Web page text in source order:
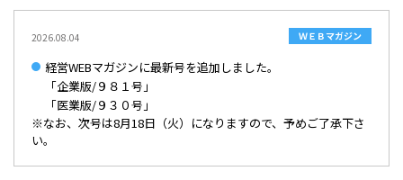
2023/03/06
【インボイス対応】クラウド型請求書発行システム「発展請求
2022/08/02
【BIZUP発展会計】電帳法対応ストレージ 有料化のお知らせ
2022/07/14
新環境への移行作業に伴うURL変更のお知らせ
2026.08.04 ＷＥＢマガジン
経営WEBマガジンに最新号を追加しました。
「企業版/９８１号」
「医業版/９３０号」
※なお、次号は8月18日（火）になりますので、予めご了承下さ
い。